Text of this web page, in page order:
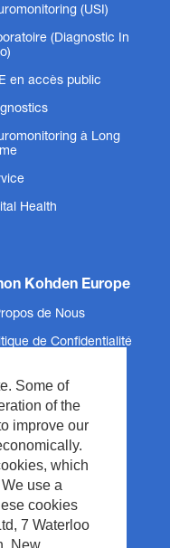
Some of
of the
improve our
which
use a
cookies
7 Waterloo
(USI)
(Diagnostic In
en accès public
à Long
Health
Kohden Europe
de Nous
de Confidentialité
légales &
d’Auteur
du Site
Management